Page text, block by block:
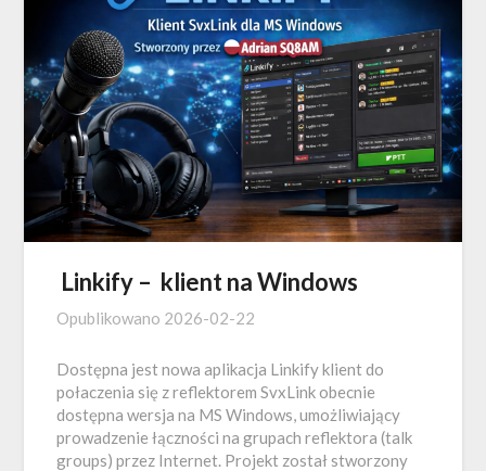
Linkify – klient na Windows
Opublikowano 2026-02-22
Dostępna jest nowa aplikacja Linkify klient do
połaczenia się z reflektorem SvxLink obecnie
dostępna wersja na MS Windows, umożliwiający
prowadzenie łączności na grupach reflektora (talk
groups) przez Internet. Projekt został stworzony